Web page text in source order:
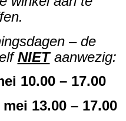
– de
NIETaanwezig:
10.00 – 17.00
13.00 – 17.00